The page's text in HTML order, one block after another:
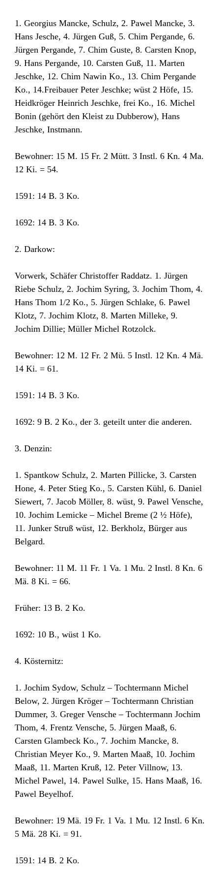
1. Georgius Mancke, Schulz, 2. Pawel Mancke, 3.
Hans Jesche, 4. Jürgen Guß, 5. Chim Pergande, 6.
Jürgen Pergande, 7. Chim Guste, 8. Carsten Knop,
9. Hans Pergande, 10. Carsten Guß, 11. Marten
Jeschke, 12. Chim Nawin Ko., 13. Chim Pergande
Ko., 14.Freibauer Peter Jeschke; wüst 2 Höfe, 15.
Heidkröger Heinrich Jeschke, frei Ko., 16. Michel
Bonin (gehört den Kleist zu Dubberow), Hans
Jeschke, Instmann.
Bewohner: 15 M. 15 Fr. 2 Mütt. 3 Instl. 6 Kn. 4 Ma.
12 Ki. = 54.
1591: 14 B. 3 Ko.
1692: 14 B. 3 Ko.
2. Darkow:
Vorwerk, Schäfer Christoffer Raddatz. 1. Jürgen
Riebe Schulz, 2. Jochim Syring, 3. Jochim Thom, 4.
Hans Thom 1/2 Ko., 5. Jürgen Schlake, 6. Pawel
Klotz, 7. Jochim Klotz, 8. Marten Milleke, 9.
Jochim Dillie; Müller Michel Rotzolck.
Bewohner: 12 M. 12 Fr. 2 Mü. 5 Instl. 12 Kn. 4 Mä.
14 Ki. = 61.
1591: 14 B. 3 Ko.
1692: 9 B. 2 Ko., der 3. geteilt unter die anderen.
3. Denzin:
1. Spantkow Schulz, 2. Marten Pillicke, 3. Carsten
Hone, 4. Peter Stieg Ko., 5. Carsten Kühl, 6. Daniel
Siewert, 7. Jacob Möller, 8. wüst, 9. Pawel Vensche,
10. Jochim Lemicke – Michel Breme (2 ½ Höfe),
11. Junker Struß wüst, 12. Berkholz, Bürger aus
Belgard.
Bewohner: 11 M. 11 Fr. 1 Va. 1 Mu. 2 Instl. 8 Kn. 6
Mä. 8 Ki. = 66.
Früher: 13 B. 2 Ko.
1692: 10 B., wüst 1 Ko.
4. Kösternitz:
1. Jochim Sydow, Schulz – Tochtermann Michel
Below, 2. Jürgen Kröger – Tochtermann Christian
Dummer, 3. Greger Vensche – Tochtermann Jochim
Thom, 4. Frentz Vensche, 5. Jürgen Maaß, 6.
Carsten Glambeck Ko., 7. Jochim Mancke, 8.
Christian Meyer Ko., 9. Marten Maaß, 10. Jochim
Maaß, 11. Marten Kruß, 12. Peter Villnow, 13.
Michel Pawel, 14. Pawel Sulke, 15. Hans Maaß, 16.
Pawel Beyelhof.
Bewohner: 19 Mä. 19 Fr. 1 Va. 1 Mu. 12 Instl. 6 Kn.
5 Mä. 28 Ki. = 91.
1591: 14 B. 2 Ko.